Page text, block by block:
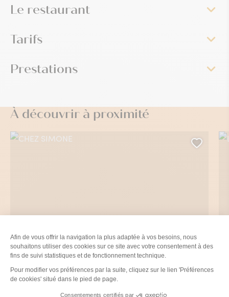
Le restaurant
Tarifs
Prestations
À découvrir à proximité
CHEZ SIMONE, © Chez Simone